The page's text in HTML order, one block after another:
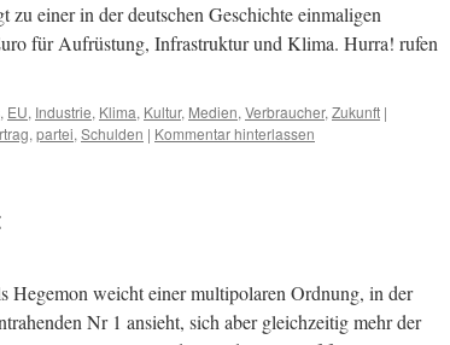
zu einer in der deutschen Geschichte einmaligen
für Aufrüstung, Infrastruktur und Klima. Hurra! rufen
, EU, Industrie, Klima, Kultur, Medien, Verbraucher, Zukunft |
, partei, Schulden | Kommentar hinterlassen
Hegemon weicht einer multipolaren Ordnung, in der
Nr 1 ansieht, sich aber gleichzeitig mehr der